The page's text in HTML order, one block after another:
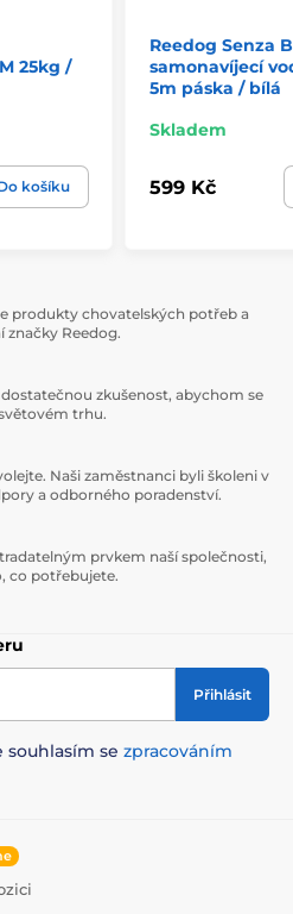
zamilujete!
setká kvalita s moderní
zamilujete!
je proto i design vodítka
ho nejen ve čtyřech různých
variantách.
kategoriích
25kg /
košíku
Reedog Senza
samonavíjecí
5m páska / bílá
Skladem
599 Kč
produkty chovatelských potřeb a
Reedog.
zkušenost, abychom se
trhu.
Naši zaměstnanci byli školeni v
a odborného poradenství.
prvkem naší společnosti,
co potřebujete.
Přihlásit
se zpracováním